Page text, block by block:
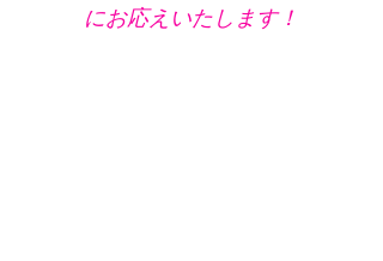
にお応えいたします！